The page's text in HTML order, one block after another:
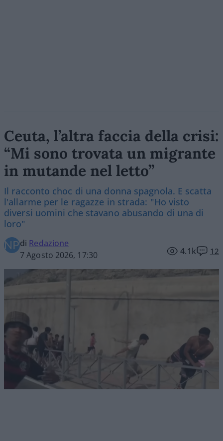
Ceuta, l’altra faccia della crisi:
“Mi sono trovata un migrante
in mutande nel letto”
Il racconto choc di una donna spagnola. E scatta
l'allarme per le ragazze in strada: "Ho visto
diversi uomini che stavano abusando di una di
loro"
di Redazione
7 Agosto 2026, 17:30
4.1k 12